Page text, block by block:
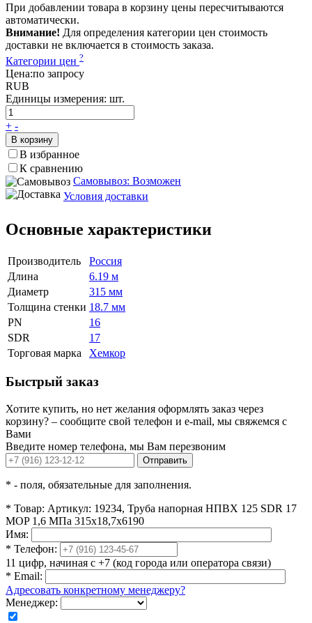
При добавлении товара в корзину цены пересчитываются
автоматически.
Внимание! Для определения категории цен стоимость
доставки не включается в стоимость заказа.
Категории цен ?
Цена:по запросу
RUB
Единицы измерения: шт.
+ -
В корзину
В избранное
К сравнению
Самовывоз: Возможен
Условия доставки
Основные характеристики
Производитель
Россия
Длина
6.19 м
Диаметр
315 мм
Толщина стенки 18.7 мм
PN
16
SDR
17
Торговая марка
Хемкор
Быстрый заказ
Хотите купить, но нет желания оформлять заказ через
корзину? – сообщите свой телефон и e-mail, мы свяжемся с
Вами
Введите номер телефона, мы Вам перезвоним
Отправить
* - поля, обязательные для заполнения.
* Товар: Артикул: 19234, Труба напорная НПВХ 125 SDR 17
MOP 1,6 МПа 315x18,7x6190
Имя:
* Телефон:
11 цифр, начиная с +7 (код города или оператора связи)
* Email:
Адресовать конкретному менеджеру?
Менеджер: